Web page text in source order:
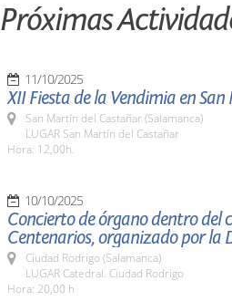
Próximas
11/10/2025
XII Fiesta de la Vendimia en
San Martín del Castañar (Salamanca)
LUGAR San Martín del Castañar
Hora: 12,00h.
10/10/2025
Concierto de órgano dentro del
Centenarios, organizado por la
Ciudad Rodrigo (Salamanca)
LUGAR Catedral. Ciudad Rodrigo
Hora: 20,00 h